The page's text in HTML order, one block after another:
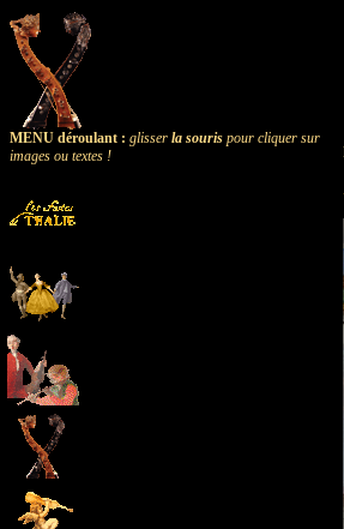
MENU déroulant : glisser la souris pour cliquer sur
images ou textes !